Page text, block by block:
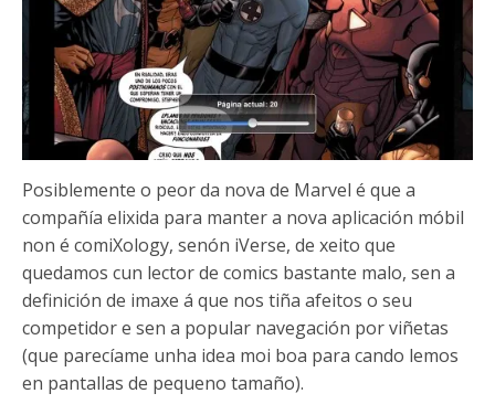
Posiblemente o peor da nova de Marvel é que a
compañía elixida para manter a nova aplicación móbil
non é comiXology, senón iVerse, de xeito que
quedamos cun lector de comics bastante malo, sen a
definición de imaxe á que nos tiña afeitos o seu
competidor e sen a popular navegación por viñetas
(que parecíame unha idea moi boa para cando lemos
en pantallas de pequeno tamaño).